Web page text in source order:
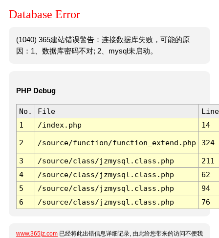
Database Error
(1040) 365建站错误警告：连接数据库失败，可能的原
因：1、数据库密码不对; 2、mysql未启动。
PHP Debug
No. File
Line
1
/index.php 14
2 /source/function/function_extend.php 324
3 /source/class/jzmysql.class.php
211
4
/source/class/jzmysql.class.php
62
5
/source/class/jzmysql.class.php
94
6
/source/class/jzmysql.class.php 76
www.365jz.com 已经将此出错信息详细记录, 由此给您带来的访问不便我